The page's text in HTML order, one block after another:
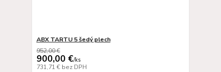
ABX TARTU 5 šedý plech
952,00 €
900,00 €/ks
731,71 € bez DPH